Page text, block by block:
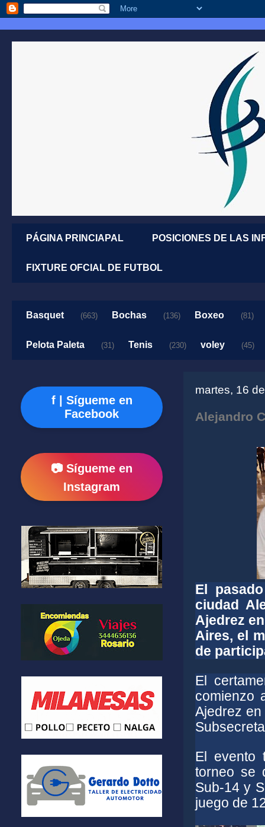
PÁGINA PRINCIAPAL POSICIONES DE LAS
FIXTURE OFCIAL DE FUTBOL
Basquet (663) Bochas (136) Boxeo (81)
Pelota Paleta (31) Tenis (230) voley (45)
martes, 16
Alejandro
El
ciudad
Ajedrez
Aires, el
de
El
comienzo
Ajedrez
El evento
torneo se
Sub-14 y
juego de
f | Sígueme en
Facebook
📷 Sígueme en
Instagram